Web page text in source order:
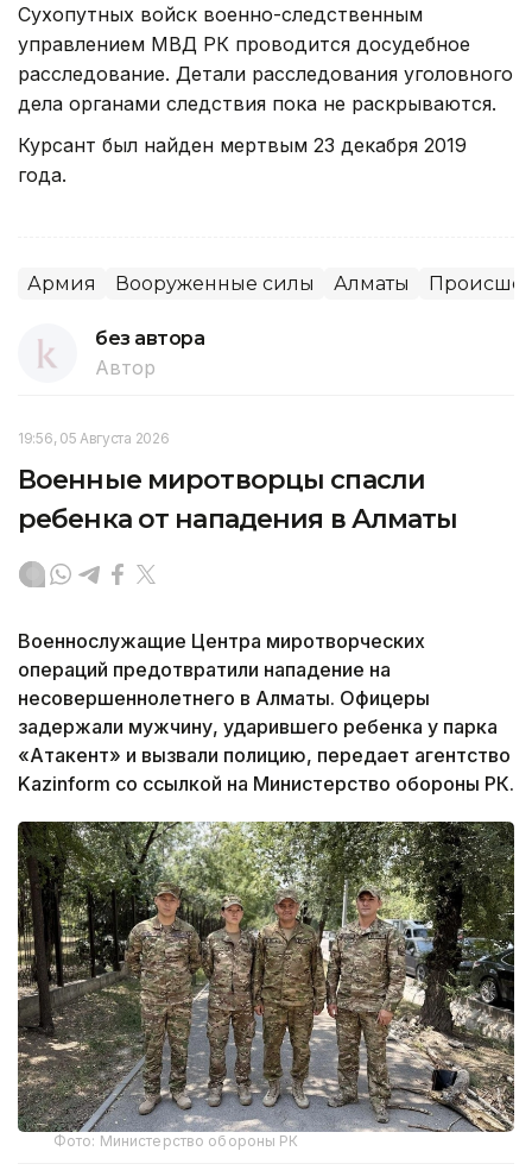
Сухопутных войск военно-следственным
управлением МВД РК проводится досудебное
расследование. Детали расследования уголовного
дела органами следствия пока не раскрываются.
Курсант был найден мертвым 23 декабря 2019
года.
Армия Вооруженные силы Алматы
без автора
Автор
19:56, 05 Августа 2026
Военные миротворцы спасли
ребенка от нападения в Алматы
Военнослужащие Центра миротворческих
операций предотвратили нападение на
несовершеннолетнего в Алматы. Офицеры
задержали мужчину, ударившего ребенка у парка
«Атакент» и вызвали полицию, передает агентство
Kazinform со ссылкой на Министерство обороны РК.
Фото: Министерство обороны РК